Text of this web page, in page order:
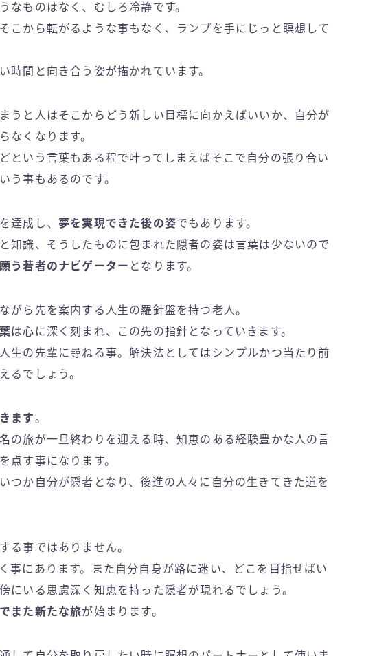
なものはなく、むしろ冷静です。
こから転がるような事もなく、ランプを手にじっと瞑想して
時間と向き合う姿が描かれています。
うと人はそこからどう新しい目標に向かえばいいか、自分が
なくなります。
という言葉もある程で叶ってしまえばそこで自分の張り合い
う事もあるのです。
達成し、 夢を実現できた後の姿でもあります。
知識、そうしたものに包まれた隠者の姿は言葉は少ないので
う若者のナビゲーター となります。
がら先を案内する人生の羅針盤を持つ老人。
は心に深く刻まれ、この先の指針となっていきます。
生の先輩に尋ねる事。解決法としてはシンプルかつ当たり前
るでしょう。
ます。
の旅が一旦終わりを迎える時、知恵のある経験豊かな人の言
点す事になります。
つか自分が隠者となり、後進の人々に自分の生きてきた道を
る事ではありません。
事にあります。また自分自身が路に迷い、どこを目指せばい
にいる思慮深く知恵を持った隠者が現れるでしょう。
また新たな旅が始まります。